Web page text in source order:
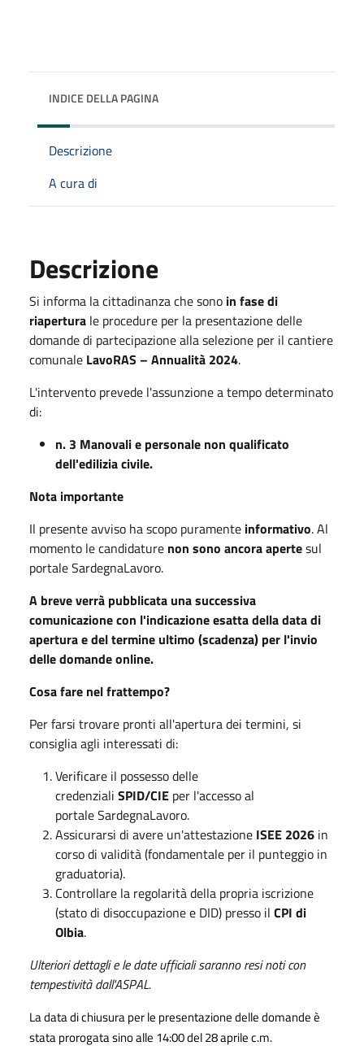
INDICE DELLA PAGINA
Descrizione
A cura di
Descrizione
Si informa la cittadinanza che sono in fase di
riapertura le procedure per la presentazione delle
domande di partecipazione alla selezione per il cantiere
comunale LavoRAS – Annualità 2024.
L'intervento prevede l'assunzione a tempo determinato
di:
n. 3 Manovali e personale non qualificato
dell'edilizia civile.
Nota importante
Il presente avviso ha scopo puramente informativo. Al
momento le candidature non sono ancora apertesul
portale SardegnaLavoro.
A breve verrà pubblicata una successiva
comunicazione con l'indicazione esatta della data di
apertura e del termine ultimo (scadenza) per l'invio
delle domande online.
Cosa fare nel frattempo?
Per farsi trovare pronti all'apertura dei termini, si
consiglia agli interessati di:
Verificare il possesso delle
credenziali SPID/CIE per l'accesso al
portale SardegnaLavoro.
Assicurarsi di avere un'attestazione ISEE 2026 in
corso di validità (fondamentale per il punteggio in
graduatoria).
Controllare la regolarità della propria iscrizione
(stato di disoccupazione e DID) presso il CPI di
Olbia.
Ulteriori dettagli e le date ufficiali saranno resi noti con
tempestività dall'ASPAL.
La data di chiusura per le presentazione delle domande è
stata prorogata sino alle 14:00 del 28 aprile c.m.